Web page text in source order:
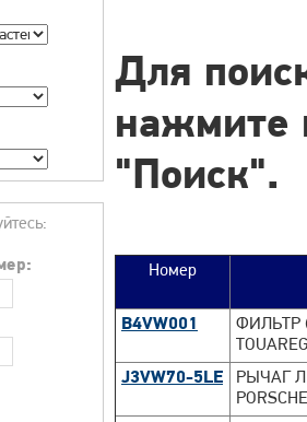
Для
нажмите
"Поиск".
Номер
B4VW001
ФИЛЬТР
J3VW70-5LE
РЫЧАГ